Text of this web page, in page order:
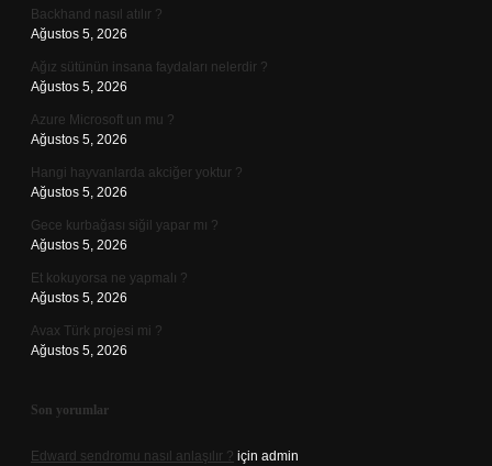
Backhand nasıl atılır ?
Ağustos 5, 2026
Ağız sütünün insana faydaları nelerdir ?
Ağustos 5, 2026
Azure Microsoft un mu ?
Ağustos 5, 2026
Hangi hayvanlarda akciğer yoktur ?
Ağustos 5, 2026
Gece kurbağası siğil yapar mı ?
Ağustos 5, 2026
Et kokuyorsa ne yapmalı ?
Ağustos 5, 2026
Avax Türk projesi mi ?
Ağustos 5, 2026
Son yorumlar
Edward sendromu nasıl anlaşılır ? için admin